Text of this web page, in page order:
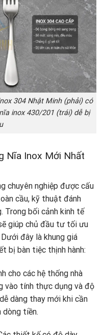
304 Nhật Minh (phải) có
inox 430/201 (trái) dễ bị
Nĩa Inox Mới Nhất
chuyên nghiệp được cấu
cầu, kỹ thuật đánh
Trong bối cảnh kinh tế
giúp chủ đầu tư tối ưu
đây là khung giá
bị bàn tiệc thịnh hành:
cho các hệ thống nhà
vào tính thực dụng và độ
dàng thay mới khi cần
dòng tiền.